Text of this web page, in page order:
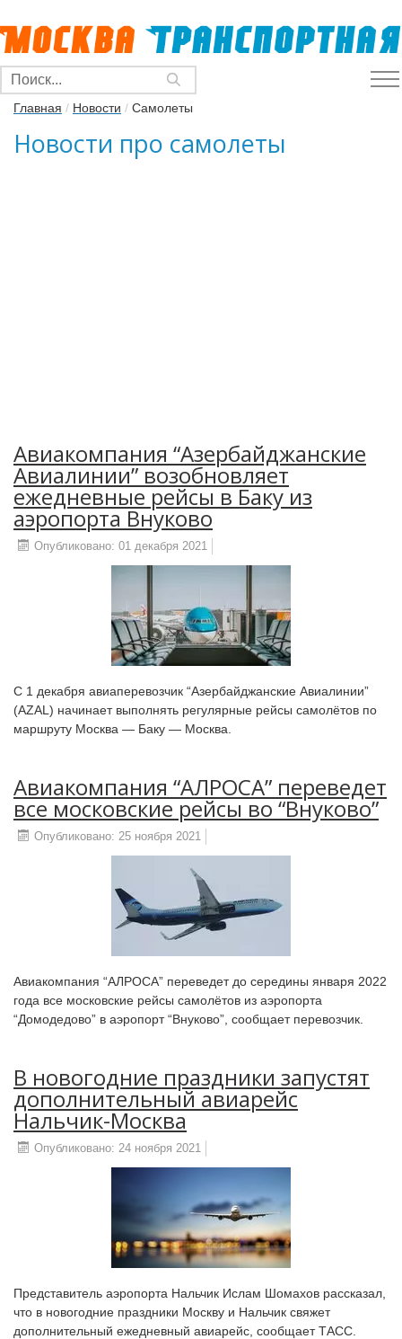
Главная / Новости / Самолеты
Новости про самолеты
Авиакомпания “Азербайджанские
Авиалинии” возобновляет
ежедневные рейсы в Баку из
аэропорта Внуково
Опубликовано: 01 декабря 2021
С 1 декабря авиаперевозчик “Азербайджанские Авиалинии”
(AZAL) начинает выполнять регулярные рейсы самолётов по
маршруту Москва — Баку — Москва.
Авиакомпания “АЛРОСА” переведет
все московские рейсы во “Внуково”
Опубликовано: 25 ноября 2021
Авиакомпания “АЛРОСА” переведет до середины января 2022
года все московские рейсы самолётов из аэропорта
“Домодедово” в аэропорт “Внуково”, сообщает перевозчик.
В новогодние праздники запустят
дополнительный авиарейс
Нальчик-Москва
Опубликовано: 24 ноября 2021
Представитель аэропорта Нальчик Ислам Шомахов рассказал,
что в новогодние праздники Москву и Нальчик свяжет
дополнительный ежедневный авиарейс, сообщает ТАСС.